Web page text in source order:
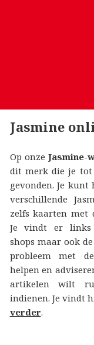
Jasmine
Op onze Jasmine-
dit merk die je tot
gevonden. Je
verschillende
zelfs kaarten met
Je vindt er links
shops maar ook
probleem met
helpen en
artikelen wilt
indienen. Je vindt
verder.